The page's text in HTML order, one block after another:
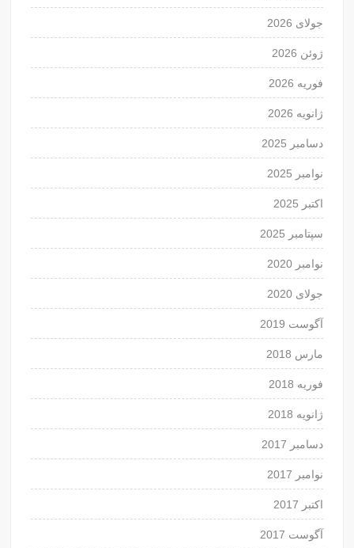
جولای 2026
ژوئن 2026
فوریه 2026
ژانویه 2026
دسامبر 2025
نوامبر 2025
اکتبر 2025
سپتامبر 2025
نوامبر 2020
جولای 2020
آگوست 2019
مارس 2018
فوریه 2018
ژانویه 2018
دسامبر 2017
نوامبر 2017
اکتبر 2017
آگوست 2017